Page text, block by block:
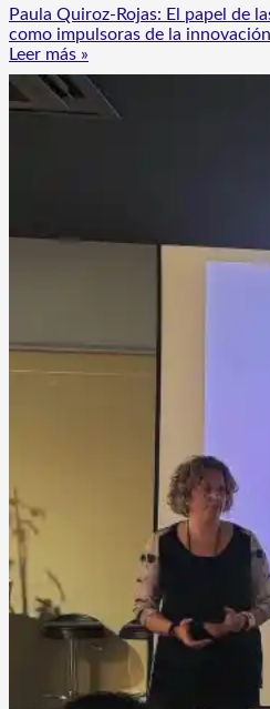
Paula Quiroz-Rojas: El papel de
como impulsoras de la
Leer más »